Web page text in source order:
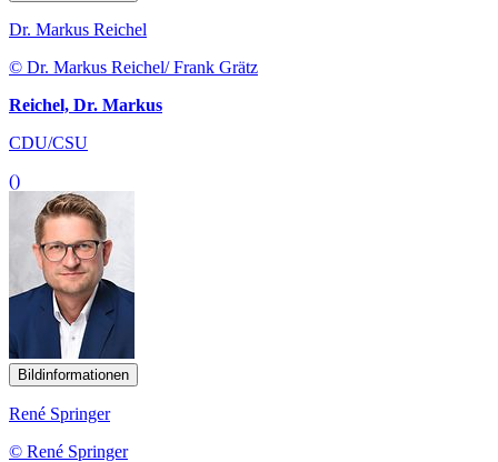
Dr. Markus Reichel
© Dr. Markus Reichel/ Frank Grätz
Reichel, Dr. Markus
CDU/CSU
()
Bildinformationen
René Springer
© René Springer